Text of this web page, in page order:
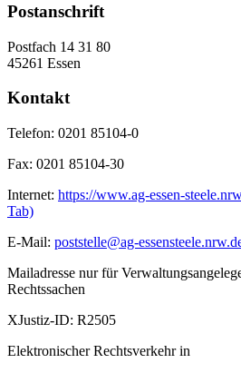
Postanschrift
Postfach 14 31 80
45261 Essen
Kontakt
Telefon: 0201 85104-0
Fax: 0201 85104-30
Internet: https://www.ag-essen-
Tab)
E-Mail: poststelle@ag-
Mailadresse nur für
Rechtssachen
XJustiz-ID: R2505
Elektronischer Rechtsverkehr in